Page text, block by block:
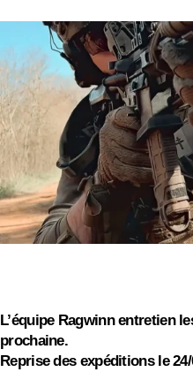
L’équipe Ragwinn entretien
prochaine.
Reprise des expéditions le 24/